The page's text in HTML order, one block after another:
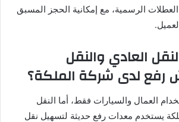
الرسمية، مع إمكانية الحجز المسبق
العادي والنقل
رفع لدى شركة الملكة؟
العمال والسيارات فقط، أما النقل
يستخدم معدات رفع حديثة لتسهيل نقل